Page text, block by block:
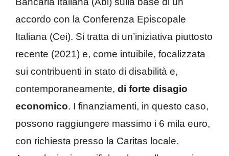
accordo con la Conferenza Episcopale
Italiana (Cei). Si tratta di un’iniziativa piuttosto
recente (2021) e, come intuibile, focalizzata
sui contribuenti in stato di disabilità e,
contemporaneamente, di forte disagio
economico. I finanziamenti, in questo caso,
possono raggiungere massimo i 6 mila euro,
con richiesta presso la Caritas locale.